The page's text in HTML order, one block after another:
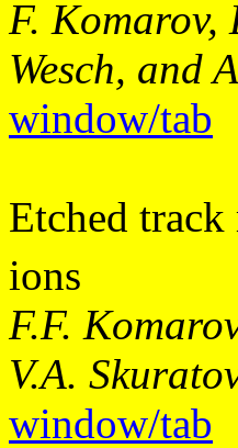
F. Komarov,
Wesch, and
window/tab
Etched
ions
F.F.
V.A.
window/tab